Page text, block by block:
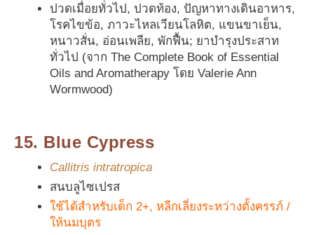
ปวดเมื่อยทั่วไป, ปวดท้อง, ปัญหาทางเดินอาหาร,
โรคไขข้อ, ภาวะไหลเวียนโลหิต, แขนขาเย็น,
หนาวสั่น, อ่อนเพลีย, พักฟื้น; ยาบำรุงประสาท
ทั่วไป (จาก The Complete Book of Essential
Oils and Aromatherapy โดย Valerie Ann
Wormwood)
15. Blue Cypress
Callitris intratropica
สนบลูไซเปรส
ใช้ได้สำหรับเด็ก 2+, หลีกเลี่ยงระหว่างตั้งครรภ์ /
ให้นมบุตร